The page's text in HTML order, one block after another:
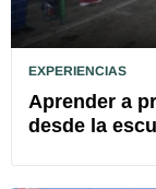
EXPERIENCIAS
Aprender a
desde la